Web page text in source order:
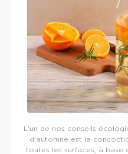
L’un de nos conseils
d'automne est la
toutes les surfaces, à base